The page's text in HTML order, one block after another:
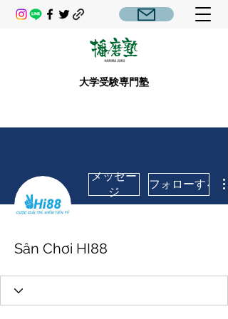
大学受験専門塾
メッセー
ジ
フォローする
Sân Chơi HI88